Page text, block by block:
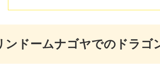
ンドームナゴヤでのドラゴ